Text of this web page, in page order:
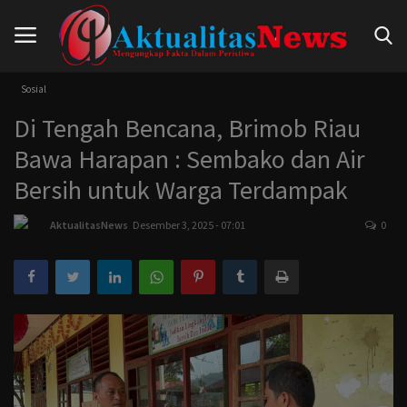
Beranda
Hukum
Nasional
Politik
Peristiwa
Internasional
Sosial
Di Tengah Bencana, Brimob Riau
Bawa Harapan : Sembako dan Air
Bersih untuk Warga Terdampak
AktualitasNews Desember 3, 2025 - 07:01 0